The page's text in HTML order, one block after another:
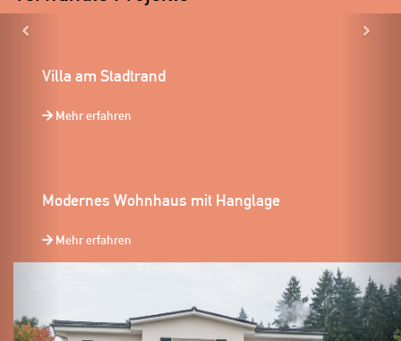
Villa am Stadtrand
Mehr erfahren
Modernes Wohnhaus mit Hanglage
Mehr erfahren